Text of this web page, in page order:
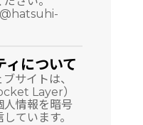
ィについて
サイトは、
Layer）
人情報を暗号
ています。